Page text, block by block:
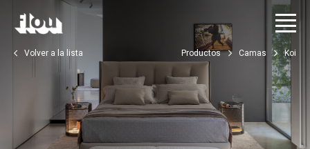
Volver a la lista Productos Camas Koi